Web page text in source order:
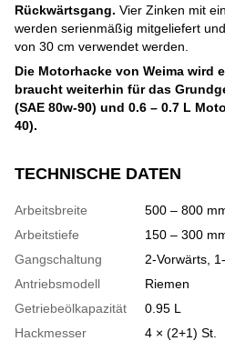
Rückwärtsgang. Vier Zinken mit
werden serienmäßig mitgeliefert
von 30 cm verwendet werden.
Die Motorhacke von Weima wird
braucht weiterhin für das
(SAE 80w-90) und 0.6 – 0.7 L
40).
TECHNISCHE DATEN
Arbeitsbreite
500 – 800
Arbeitstiefe
150 – 300
Gangschaltung
2-Vorwärts,
Antriebsmodell
Riemen
Getriebeölkapazität
0.95 L
Hackmesser
4 × (2+1) St.